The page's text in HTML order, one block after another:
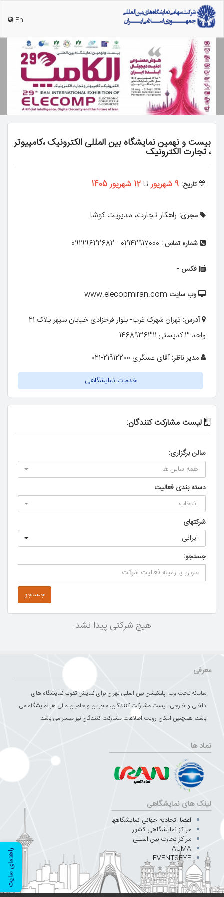
En
راهنمای سایت
بیست و نهمین نمایشگاه بین المللی الکترونیک ،کامپیوتر
، تجارت الکترونیک
تاریخ: 9 شهریور تا12 شهریور 1405
مجری: راهکار تجارت، مدیریت کوشا
شماره تماس :
فکس -
وب سایت www.elecopmiran.com
آدرس:
تهران شهرک غرب- بلوار فرحزادی خیابان سپهر پلاک 21
واحد 3 کدپستی:1468936311
مدیر ناظر:آقای عسگری 21912200-021
خدمات نمایشگاهی
لیست مشارکت کنندگان:
سالن برگزاری:
همه سالن ها
دسته بندی فعالیت
انتخاب
شرکتهای
ایرانی
جستجو:
جستجو
هیچ شرکتی پیدا نشد.
معرفی
سامانه تحت وب اپلیکیشن بین المللی تهران برای نمایش تقویم نمایشگاه های
داخلی و خارجی، لیست مشارکت کنندگان، مجریان و حامیان مالی هر نمایشگاه می
باشد، همچنین امکان رویت اطلاعات مشارکت کنندگان نیز میسر می باشد.
نماد ها
لینک های نمایشگاهی
اعضا اتحادیه جهانی نمایشگاهها
مراکز نمایشگاهی کشور
مراکز تجارت بین المللی
AUMA
EVENTSEYE